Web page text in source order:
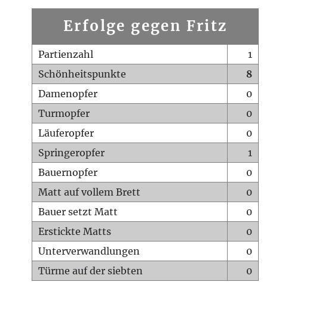
Erfolge gegen Fritz
Partienzahl
1
Schönheitspunkte
8
Damenopfer
0
Turmopfer
0
Läuferopfer
0
Springeropfer
1
Bauernopfer
0
Matt auf vollem Brett
0
Bauer setzt Matt
0
Erstickte Matts
0
Unterverwandlungen
0
Türme auf der siebten
0